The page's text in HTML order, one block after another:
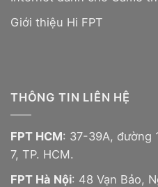
Giới thiệu Hi FPT
THÔNG TIN LIÊN HỆ
FPT HCM: 37-39A, đường
7, TP. HCM.
FPT Hà Nội: 48 Vạn Bảo,